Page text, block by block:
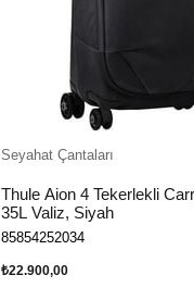
Seyahat Çantaları
Thule Aion 4 Tekerlekli
35L Valiz, Siyah
85854252034
₺22.900,00